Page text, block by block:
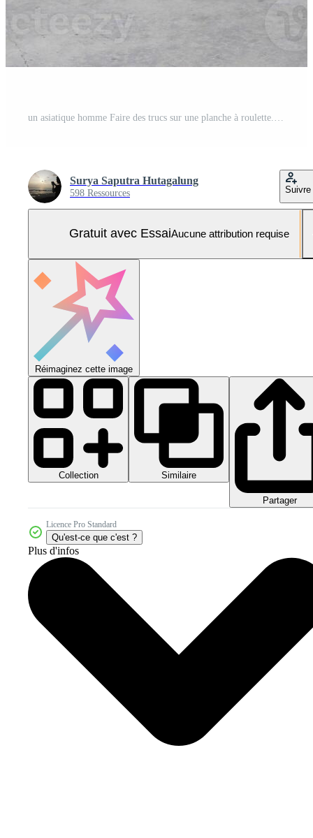
Surya Saputra Hutagalung
598 Ressources Suivre
Gratuit avec EssaiAucune attribution requise
Réimaginez cette image
Collection Similaire
Partager
Licence Pro Standard
Qu'est-ce que c'est ?
Plus d'infos